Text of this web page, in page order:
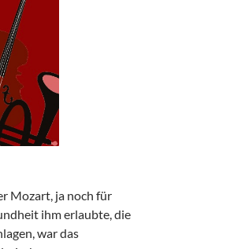
Mozart, ja noch für
ihm erlaubte, die
war das